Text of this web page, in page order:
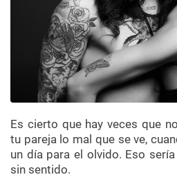
Es cierto que hay veces que
tu pareja lo mal que se ve,
un día para el olvido. Eso
sin sentido.